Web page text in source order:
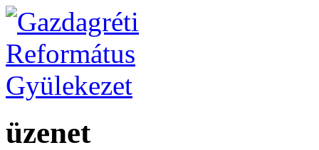
üzenet